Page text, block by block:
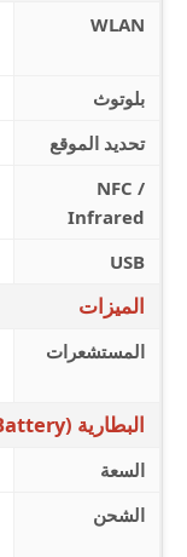
WLAN
بلوتوث
تحديد الموقع
NFC /
Infrared
USB
الميزات
المستشعرات
البطارية (Battery)
السعة
الشحن